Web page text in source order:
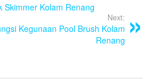
Skimmer Kolam Renang
Next:
Kegunaan Pool Brush Kolam
Renang